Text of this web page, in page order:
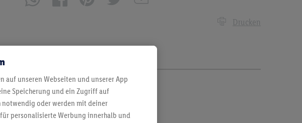
Drucken
auf unseren Webseiten und unserer App
Speicherung und ein Zugriff auf
oder werden mit deiner
personalisierte Werbung innerhalb und